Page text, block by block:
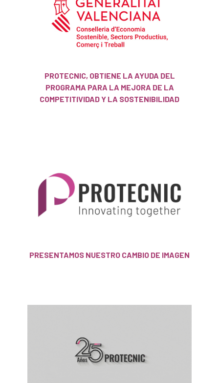
PROTECNIC, OBTIENE LA AYUDA DEL
PROGRAMA PARA LA MEJORA DE LA
COMPETITIVIDAD Y LA SOSTENIBILIDAD
PRESENTAMOS NUESTRO CAMBIO DE IMAGEN